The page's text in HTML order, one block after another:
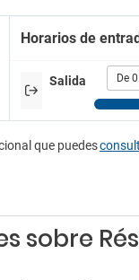
Parking
Parking con
Mascotas
Horarios de
Salida De
que puedes
sobre